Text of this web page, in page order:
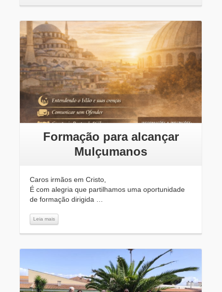
Leia mais
Formação para alcançar
Mulçumanos
Caros irmãos em Cristo,
É com alegria que partilhamos uma oportunidade
de formação dirigida …
Leia mais
Leia mais